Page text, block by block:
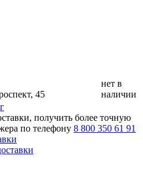
45
нет в
наличии
получить более точную
по телефону 8 800 350 61 91